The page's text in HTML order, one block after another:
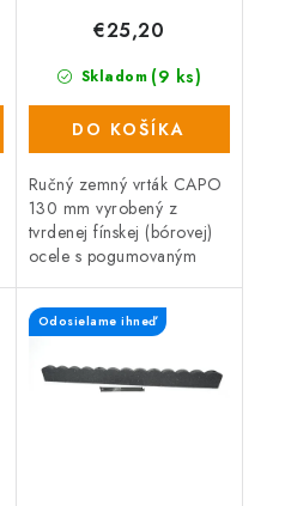
Skladom (9 ks)
€25,20
DO KOŠÍKA
Ručný zemný vrták CAPO
130 mm vyrobený z
tvrdenej fínskej (bórovej)
ocele s pogumovaným
záruka 5 rokov. Ideálny
pomocník na sadenie
Odosielame ihneď